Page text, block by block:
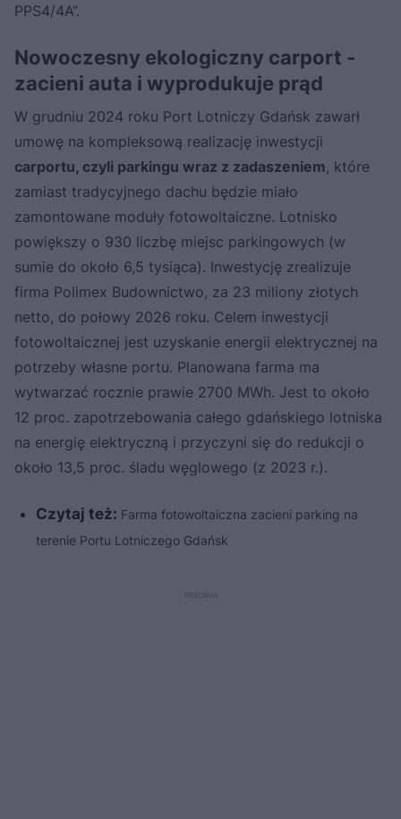
PPS4/4A”.
Nowoczesny ekologiczny carport -
zacieni auta i wyprodukuje prąd
W grudniu 2024 roku Port Lotniczy Gdańsk zawarł
umowę na kompleksową realizację inwestycji
carportu, czyli parkingu wraz z zadaszeniem, które
zamiast tradycyjnego dachu będzie miało
zamontowane moduły fotowoltaiczne. Lotnisko
powiększy o 930 liczbę miejsc parkingowych (w
sumie do około 6,5 tysiąca). Inwestycję zrealizuje
firma Polimex Budownictwo, za 23 miliony złotych
netto, do połowy 2026 roku. Celem inwestycji
fotowoltaicznej jest uzyskanie energii elektrycznej na
potrzeby własne portu. Planowana farma ma
wytwarzać rocznie prawie 2700 MWh. Jest to około
12 proc. zapotrzebowania całego gdańskiego lotniska
na energię elektryczną i przyczyni się do redukcji o
około 13,5 proc. śladu węglowego (z 2023 r.).
Czytaj też: Farma fotowoltaiczna zacieni parking na
terenie Portu Lotniczego Gdańsk